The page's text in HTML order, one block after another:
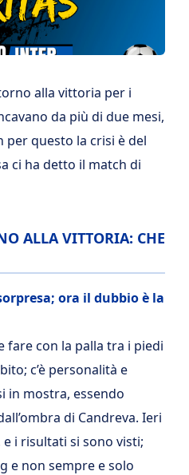
alla vittoria per i
da più di due mesi,
questo la crisi è del
ci ha detto il match di
ALLA VITTORIA: CHE
ora il dubbio è la
fare con la palla tra i piedi
c’è personalità e
in mostra, essendo
di Candreva. Ieri
i risultati si sono visti;
e non sempre e solo